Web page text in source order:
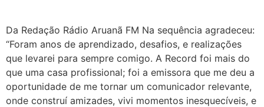
Da Redação Rádio Aruanã FM Na sequência agradeceu:
“Foram anos de aprendizado, desafios, e realizações
que levarei para sempre comigo. A Record foi mais do
que uma casa profissional; foi a emissora que me deu a
oportunidade de me tornar um comunicador relevante,
onde construí amizades, vivi momentos inesquecíveis, e